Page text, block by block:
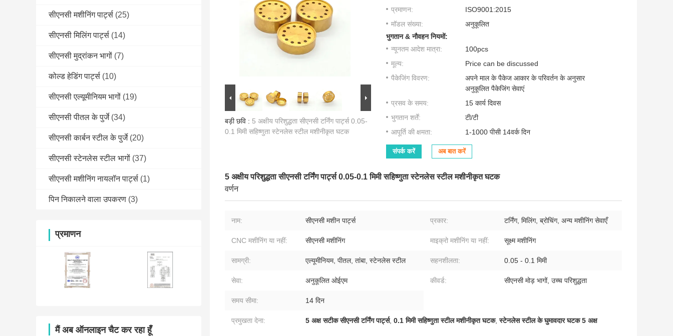
सीएनसी मशीनिंग पार्ट्स (25)
सीएनसी मिलिंग पार्ट्स (14)
सीएनसी मुद्रांकन भागों (7)
कोल्ड हेडिंग पार्ट्स (10)
सीएनसी एल्यूमीनियम भागों (19)
सीएनसी पीतल के पुर्जे (34)
सीएनसी कार्बन स्टील के पुर्जे (20)
सीएनसी स्टेनलेस स्टील भागों (37)
सीएनसी मशीनिंग नायलॉन पार्ट्स (1)
पिन निकालने वाला उपकरण (3)
प्रमाणन
मैं अब ऑनलाइन चैट कर रहा हूँ
बड़ी छवि : 5 अक्षीय परिशुद्धता सीएनसी टर्निंग पार्ट्स 0.05-
0.1 मिमी सहिष्णुता स्टेनलेस स्टील मशीनीकृत घटक
प्रमाणन:
ISO9001:2015
मॉडल संख्या:
अनुकूलित
भुगतान & नौवहन नियमों:
न्यूनतम आदेश मात्रा:
100pcs
मूल्य:
Price can be discussed
पैकेजिंग विवरण:
अपने माल के पैकेज आकार के परिवर्तन के अनुसार
अनुकूलित पैकेजिंग सेवाएं
प्रसव के समय:
15 कार्य दिवस
भुगतान शर्तें:
टी/टी
आपूर्ति की क्षमता:
1-1000 पीसी 14वर्क दिन
संपर्क करें अब बात करें
5 अक्षीय परिशुद्धता सीएनसी टर्निंग पार्ट्स 0.05-0.1 मिमी सहिष्णुता स्टेनलेस स्टील मशीनीकृत घटक
वर्णन
नाम: सीएनसी मशीन पार्ट्स प्रकार: टर्निंग, मिलिंग, ब्रोचिंग, अन्य मशीनिंग सेवाएँ
CNC मशीनिंग या नहीं: सीएनसी मशीनिंग माइक्रो मशीनिंग या नहीं: सूक्ष्म मशीनिंग
सामग्री: एल्यूमीनियम, पीतल, तांबा, स्टेनलेस स्टील सहनशीलता: 0.05 - 0.1 मिमी
सेवा: अनुकूलित ओईएम कीवर्ड: सीएनसी मोड़ भागों, उच्च परिशुद्धता
समय सीमा: 14 दिन
प्रमुखता देना: 5 अक्ष सटीक सीएनसी टर्निंग पार्ट्स, 0.1 मिमी सहिष्णुता स्टील मशीनीकृत घटक,स्टेनलेस स्टील के घुमावदार घटक 5 अक्ष